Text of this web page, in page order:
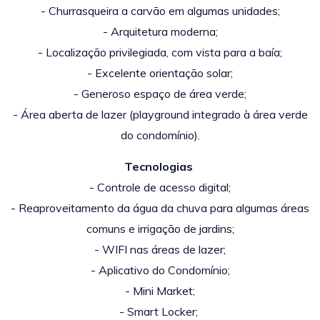
- Churrasqueira a carvão em algumas unidades;
- Arquitetura moderna;
- Localização privilegiada, com vista para a baía;
- Excelente orientação solar;
- Generoso espaço de área verde;
- Área aberta de lazer (playground integrado à área verde
do condomínio).
Tecnologias
- Controle de acesso digital;
- Reaproveitamento da água da chuva para algumas áreas
comuns e irrigação de jardins;
- WIFI nas áreas de lazer;
- Aplicativo do Condomínio;
- Mini Market;
- Smart Locker;